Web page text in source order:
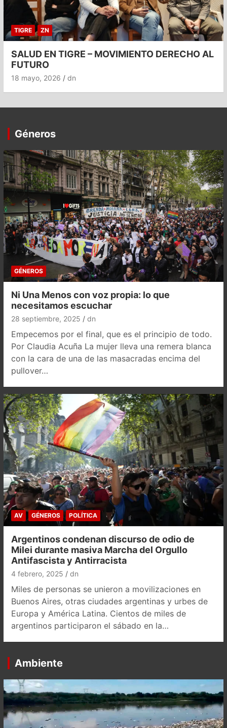
TIGRE ZN
SALUD EN TIGRE – MOVIMIENTO DERECHO AL
FUTURO
18 mayo, 2026 dn
Géneros
GÉNEROS
Ni Una Menos con voz propia: lo que
necesitamos escuchar
28 septiembre, 2025 dn
Empecemos por el final, que es el principio de todo.
Por Claudia Acuña La mujer lleva una remera blanca
con la cara de una de las masacradas encima del
pullover…
AV GÉNEROS POLÍTICA
Argentinos condenan discurso de odio de
Milei durante masiva Marcha del Orgullo
Antifascista y Antirracista
4 febrero, 2025 dn
Miles de personas se unieron a movilizaciones en
Buenos Aires, otras ciudades argentinas y urbes de
Europa y América Latina. Cientos de miles de
argentinos participaron el sábado en la…
Ambiente